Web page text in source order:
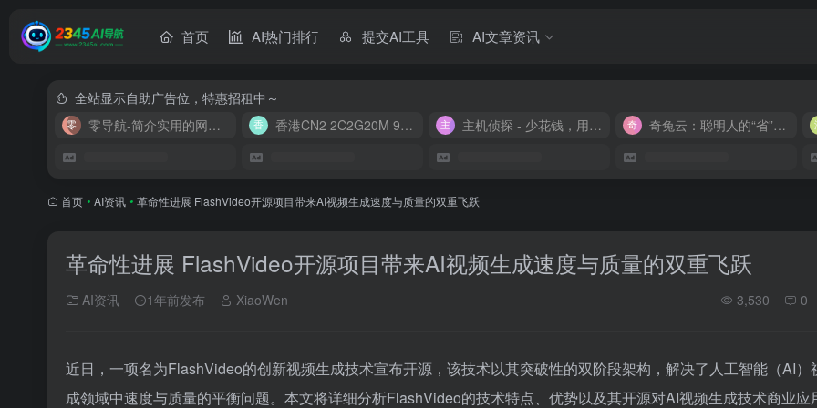
首页 AI热门排行 提交AI工具 AI文章资讯
全站显示自助广告位，特惠招租中～
零导航-简介实用的网址导航
香港CN2 2C2G20M 9.9/月 主机侦探 - 少花钱，用好云 奇兔云：聪明人的“省”钱计划！
首页 • AI资讯 • 革命性进展 FlashVideo开源项目带来AI视频生成速度与质量的双重飞跃
革命性进展 FlashVideo开源项目带来AI视频生成速度与质量的双重飞跃
AI资讯 1年前发布 XiaoWen 3,530 0
近日，一项名为FlashVideo的创新视频生成技术宣布开源，该技术以其突破性的双阶段架构，解决了人工智能（AI）
成领域中速度与质量的平衡问题。本文将详细分析FlashVideo的技术特点、优势以及其开源对AI视频生成技术商业应